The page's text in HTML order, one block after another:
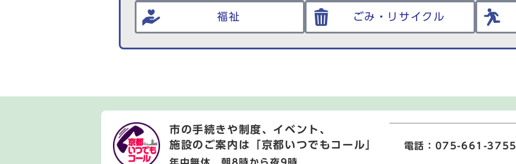
福祉 ごみ・リサイクル
市の手続きや制度、イベント、
施設のご案内は
「京都いつでもコール」 電話：075-661-3755